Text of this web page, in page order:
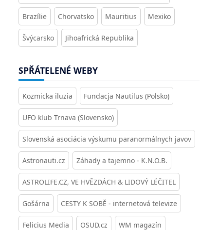
Brazílie Chorvatsko Mauritius Mexiko
Švýcarsko Jihoafrická Republika
SPŘÁTELENÉ WEBY
Kozmicka iluzia Fundacja Nautilus (Polsko)
UFO klub Trnava (Slovensko)
Slovenská asociácia výskumu paranormálnych javov
Astronauti.cz Záhady a tajemno - K.N.O.B.
ASTROLIFE.CZ, VE HVĚZDÁCH & LIDOVÝ LÉČITEL
Gošárna CESTY K SOBĚ - internetová televize
Felicius Media OSUD.cz WM magazín